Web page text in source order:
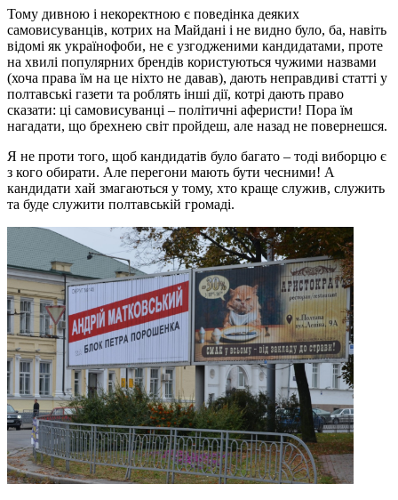
Тому дивною і некоректною є поведінка деяких
самовисуванців, котрих на Майдані і не видно було, ба, навіть
відомі як українофоби, не є узгодженими кандидатами, проте
на хвилі популярних брендів користуються чужими назвами
(хоча права їм на це ніхто не давав), дають неправдиві статті у
полтавські газети та роблять інші дії, котрі дають право
сказати: ці самовисуванці – політичні аферисти! Пора їм
нагадати, що брехнею світ пройдеш, але назад не повернешся.
Я не проти того, щоб кандидатів було багато – тоді виборцю є
з кого обирати. Але перегони мають бути чесними! А
кандидати хай змагаються у тому, хто краще служив, служить
та буде служити полтавській громаді.